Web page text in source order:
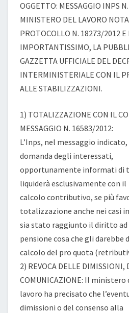
OGGETTO: MESSAGGIO INPS
MINISTERO DEL LAVORO NOTA
PROTOCOLLO N. 18273/2012 E
IMPORTANTISSIMO, LA
GAZZETTA UFFICIALE DEL
INTERMINISTERIALE CON IL
ALLE STABILIZZAZIONI.
1) TOTALIZZAZIONE CON IL
MESSAGGIO N. 16583/2012:
L’Inps, nel messaggio
domanda degli interessati,
opportunamente informati di
liquiderà esclusivamente con il
calcolo contributivo, se più
totalizzazione anche nei casi
sia stato raggiunto il diritto ad
pensione cosa che gli darebbe
calcolo del pro quota
2) REVOCA DELLE DIMISSIONI,
COMUNICAZIONE: Il ministero
lavoro ha precisato che
dimissioni o del consenso alla